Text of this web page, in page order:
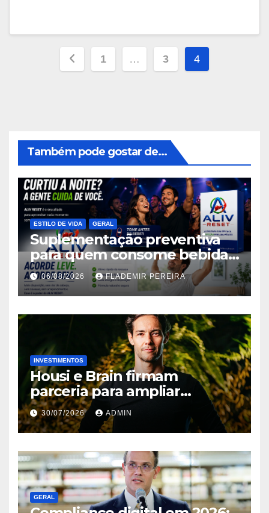
Navegação
1 … 3 4
Também pode gostar de...
ESTILO DE VIDA GERAL
Suplementação preventiva
para quem consome bebidas
alcoólicas ganha espaço no
mercado brasileiro
06/08/2026 FLADEMIR PEREIRA
INVESTIMENTOS
Housi e Brain firmam
parceria para ampliar
inteligência de mercado em
lançamentos imobiliários
30/07/2026 ADMIN
GERAL